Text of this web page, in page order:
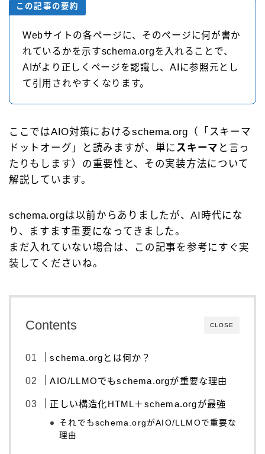
この記事の要約
Webサイトの各ページに、そのページに何が書か
れているかを示すschema.orgを入れることで、
AIがより正しくページを認識し、AIに参照元とし
て引用されやすくなります。
ここではAIO対策におけるschema.org（「スキーマ
ドットオーグ」と読みますが、単に スキーマ と言っ
たりもします）の重要性と、その実装方法について
解説しています。
schema.orgは以前からありましたが、AI時代にな
り、ますます重要になってきました。
まだ入れていない場合は、この記事を参考にすぐ実
装してくださいね。
CLOSE
Contents
schema.orgとは何か？
AIO/LLMOでもschema.orgが重要な理由
正しい構造化HTML＋schema.orgが最強
それでもschema.orgがAIO/LLMOで重要な
理由